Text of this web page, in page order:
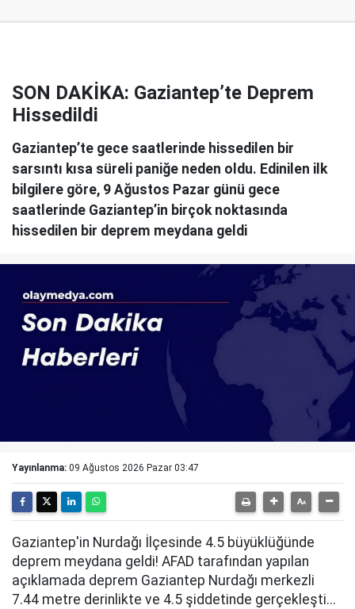
SON DAKİKA: Gaziantep’te Deprem
Hissedildi
Gaziantep’te gece saatlerinde hissedilen bir
sarsıntı kısa süreli paniğe neden oldu. Edinilen ilk
bilgilere göre, 9 Ağustos Pazar günü gece
saatlerinde Gaziantep’in birçok noktasında
hissedilen bir deprem meydana geldi
Yayınlanma: 09 Ağustos 2026 Pazar 03:47
Gaziantep'in Nurdağı İlçesinde 4.5 büyüklüğünde
deprem meydana geldi! AFAD tarafından yapılan
açıklamada deprem Gaziantep Nurdağı merkezli
7.44 metre derinlikte ve 4.5 şiddetinde gerçekleşti...